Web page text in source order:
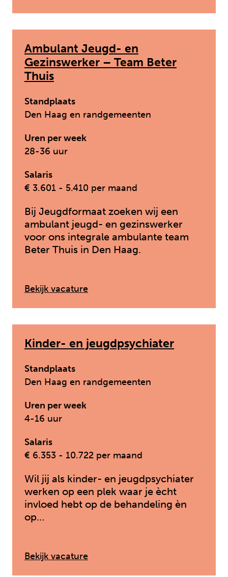
Ambulant Jeugd- en
Gezinswerker – Team Beter
Thuis
Standplaats
Den Haag en randgemeenten
Uren per week
28-36 uur
Salaris
€ 3.601 - 5.410 per maand
Bij Jeugdformaat zoeken wij een
ambulant jeugd- en gezinswerker
voor ons integrale ambulante team
Beter Thuis in Den Haag.
Bekijk vacature: Ambulant Jeugd- en
Kinder- en jeugdpsychiater
Standplaats
Den Haag en randgemeenten
Uren per week
4-16 uur
Salaris
€ 6.353 - 10.722 per maand
Wil jij als kinder- en jeugdpsychiater
werken op een plek waar je ècht
invloed hebt op de behandeling èn
op…
Bekijk vacature: Kinder- en jeugdpsychiater